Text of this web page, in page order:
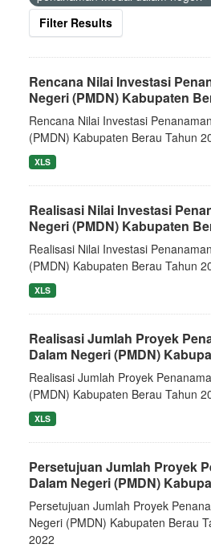
Filter Results
Rencana Nilai Investasi
Negeri (PMDN) Kabupaten
Rencana Nilai Investasi
(PMDN) Kabupaten Berau Tahun
XLS
Realisasi Nilai Investasi
Negeri (PMDN) Kabupaten
Realisasi Nilai Investasi
(PMDN) Kabupaten Berau Tahun
XLS
Realisasi Jumlah Proyek
Dalam Negeri (PMDN)
Realisasi Jumlah Proyek
(PMDN) Kabupaten Berau Tahun
XLS
Persetujuan Jumlah Proyek
Dalam Negeri (PMDN)
Persetujuan Jumlah Proyek
Negeri (PMDN) Kabupaten Berau
2022